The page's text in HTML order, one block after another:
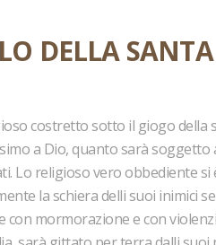
DELLA
costretto sotto il giogo della
a Dio, quanto sarà
Lo religioso vero obbediente
la schiera delli suoi inimici
con mormorazione e con